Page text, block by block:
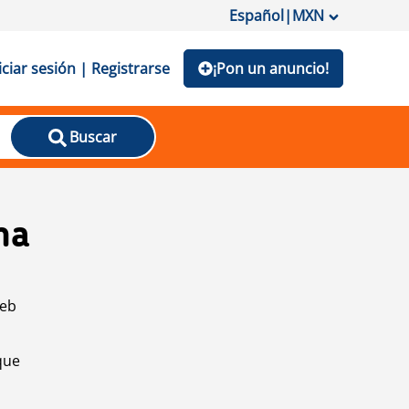
Español|MXN
sesión | Registrarse ¡Pon un anuncio!
Buscar